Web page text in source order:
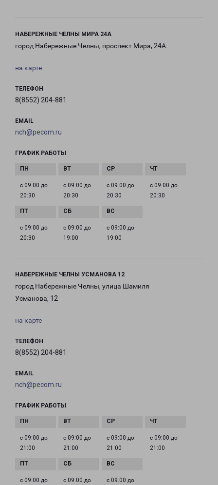
НАБЕРЕЖНЫЕ ЧЕЛНЫ МИРА 24А
город Набережные Челны, проспект Мира, 24А
на карте
ТЕЛЕФОН
8(8552) 204-881
EMAIL
nch@pecom.ru
ГРАФИК РАБОТЫ
с 09:00 до
20:30
с 09:00 до
20:30
с 09:00 до
20:30
с 09:00 до
20:30
с 09:00 до
20:30
с 09:00 до
19:00
с 09:00 до
19:00
НАБЕРЕЖНЫЕ ЧЕЛНЫ УСМАНОВА 12
город Набережные Челны, улица Шамиля
Усманова, 12
на карте
ТЕЛЕФОН
8(8552) 204-881
EMAIL
nch@pecom.ru
ГРАФИК РАБОТЫ
с 09:00 до
21:00
с 09:00 до
21:00
с 09:00 до
21:00
с 09:00 до
21:00
с 09:00 до
с 09:00 до
с 09:00 до